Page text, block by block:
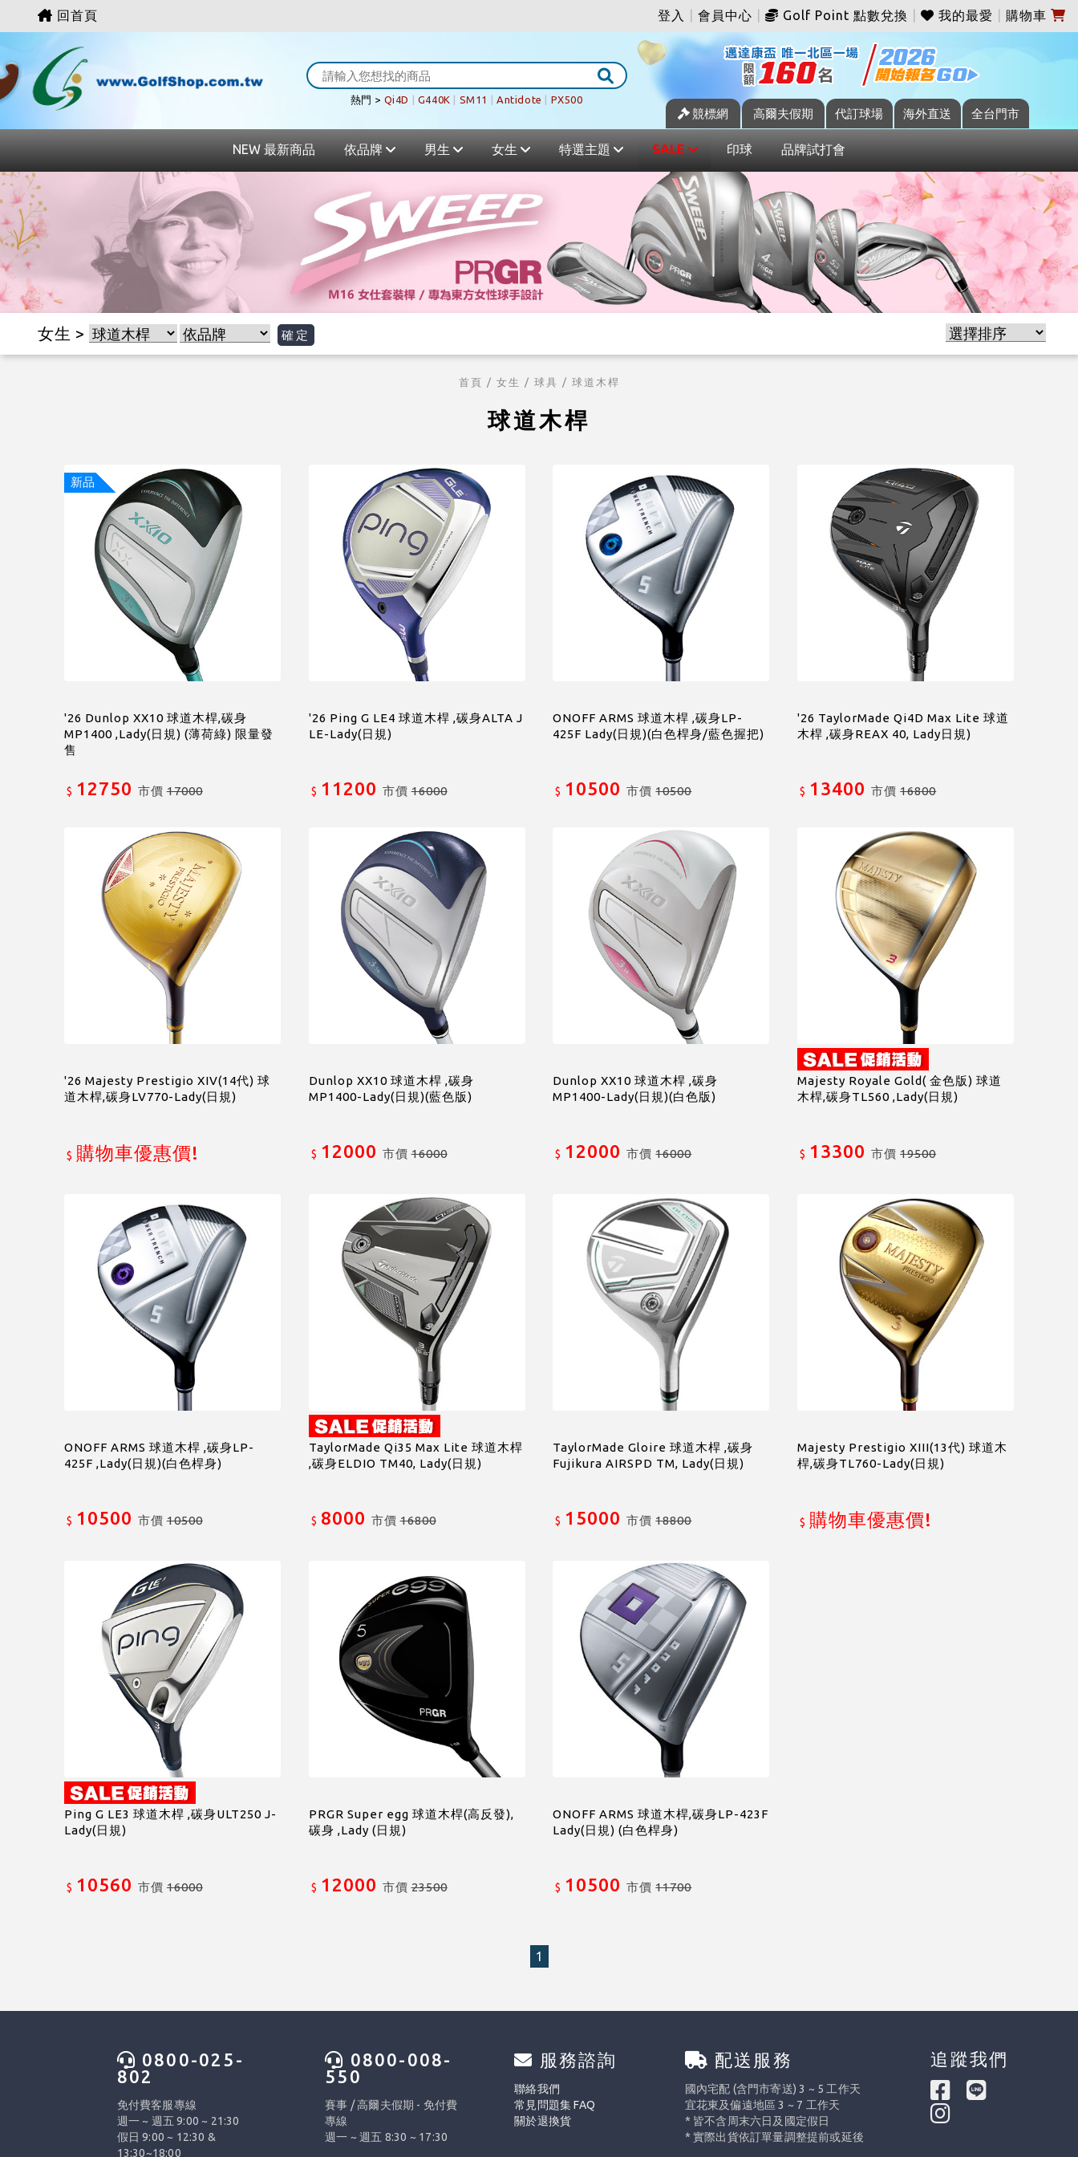
回首頁 登入 會員中心 Golf Point 點數兌換 我的最愛 購物車
熱門 > Qi4D G440K SM11 Antidote PX500
競標網 高爾夫假期 代訂球場 海外直送 全台門市
NEW 最新商品 依品牌 男生 女生 特選主題 SALE 印球 品牌試打會
女生 > 確定
首頁 / 女生 / 球具 / 球道木桿
球道木桿
新品
'26 Dunlop XX10 球道木桿,碳身
MP1400 ,Lady(日規) (薄荷綠) 限量發
售
$ 12750 市價17000
'26 Ping G LE4 球道木桿 ,碳身ALTA J
LE-Lady(日規)
$ 11200 市價16000
ONOFF ARMS 球道木桿 ,碳身LP-
425F Lady(日規)(白色桿身/藍色握把)
$ 10500 市價10500
'26 TaylorMade Qi4D Max Lite 球道
木桿 ,碳身REAX 40, Lady日規)
$ 13400 市價16800
'26 Majesty Prestigio XIV(14代) 球
道木桿,碳身LV770-Lady(日規)
$ 購物車優惠價!
Dunlop XX10 球道木桿 ,碳身
MP1400-Lady(日規)(藍色版)
$ 12000 市價16000
Dunlop XX10 球道木桿 ,碳身
MP1400-Lady(日規)(白色版)
$ 12000 市價16000
Majesty Royale Gold( 金色版) 球道
木桿,碳身TL560 ,Lady(日規)
$ 13300 市價19500
ONOFF ARMS 球道木桿 ,碳身LP-
425F ,Lady(日規)(白色桿身)
$ 10500 市價10500
TaylorMade Qi35 Max Lite 球道木桿
,碳身ELDIO TM40, Lady(日規)
$ 8000 市價16800
TaylorMade Gloire 球道木桿 ,碳身
Fujikura AIRSPD TM, Lady(日規)
$ 15000 市價18800
Majesty Prestigio XIII(13代) 球道木
桿,碳身TL760-Lady(日規)
$ 購物車優惠價!
Ping G LE3 球道木桿 ,碳身ULT250 J-
Lady(日規)
$ 10560 市價16000
PRGR Super egg 球道木桿(高反發),
碳身 ,Lady (日規)
$ 12000 市價23500
ONOFF ARMS 球道木桿,碳身LP-423F
Lady(日規) (白色桿身)
$ 10500 市價11700
1
0800-025-
802
免付費客服專線
週一 ~ 週五 9:00 ~ 21:30
假日 9:00 ~ 12:30 &
13:30~18:00
0800-008-
550
賽事 / 高爾夫假期 - 免付費
專線
週一 ~ 週五 8:30 ~ 17:30
服務諮詢
聯絡我們
常見問題集 FAQ
關於退換貨
配送服務
國內宅配 (含門市寄送) 3 ~ 5 工作天
宜花東及偏遠地區 3 ~ 7 工作天
* 皆不含周末六日及國定假日
* 實際出貨依訂單量調整提前或延後
追蹤我們